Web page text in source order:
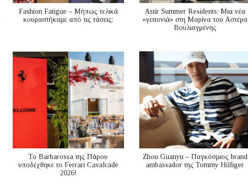
Fashion Fatigue – Μήπως τελικά
κουραστήκαμε από τις τάσεις;
Astir Summer Residents: Μια νέα
«γειτονιά» στη Μαρίνα του Αστέρα
Βουλιαγμένης
Το Barbarossa της Πάρου
υποδέχθηκε το Ferrari Cavalcade
2026!
Zhou Guanyu – Παγκόσμιος brand
ambassador της Tommy Hilfiger